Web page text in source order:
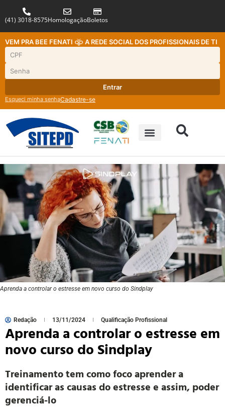
(41) 3018-8575HomologaçãoBoletos
VEM PRA BEE FENATI A REDE SOCIAL DOS PROFISSIONAIS DE TI
Entrar
Esqueci minha senhaCadastre-se
Aprenda a controlar o estresse em novo curso do Sindplay
Redação 13/11/2024 Qualificação Profissional
Aprenda a controlar o estresse em
novo curso do Sindplay
Treinamento tem como foco aprender a
identificar as causas do estresse e assim, poder
gerenciá-lo